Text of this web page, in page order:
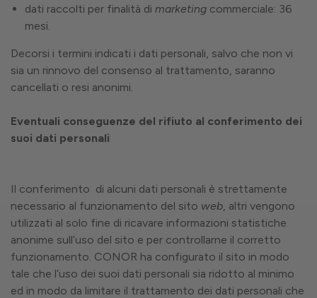
dati raccolti per finalità di marketing commerciale: 36
mesi.
Decorsi i termini indicati i dati personali, salvo che non vi
sia un rinnovo del consenso al trattamento, saranno
cancellati o resi anonimi.
Eventuali conseguenze del rifiuto al conferimento dei
suoi dati personali
Il conferimento di alcuni dati personali è strettamente
necessario al funzionamento del sito web, altri vengono
utilizzati al solo fine di ricavare informazioni statistiche
anonime sull’uso del sito e per controllarne il corretto
funzionamento. CONOR ha configurato il sito in modo
tale che l’uso dei suoi dati personali sia ridotto al minimo
ed in modo da limitare il trattamento dei dati personali che